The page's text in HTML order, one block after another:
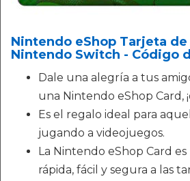
Nintendo eShop Tarjeta
Nintendo Switch - Código
Dale una alegría a tus
una Nintendo eShop Card,
Es el regalo ideal para
jugando a videojuegos.
La Nintendo eShop Card
rápida, fácil y segura a las